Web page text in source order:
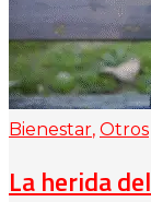
Bienestar, Otros
La herida